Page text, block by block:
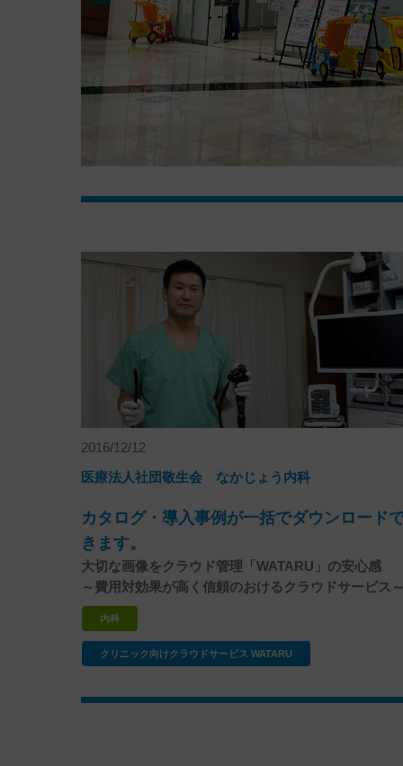
2016/12/12
医療法人社団敬生会 なかじょう内科
カタログ・導入事例が一括でダウンロード
きます。
大切な画像をクラウド管理「WATARU」の安心感
～費用対効果が高く信頼のおけるクラウドサービス
内科
クリニック向けクラウドサービス WATARU